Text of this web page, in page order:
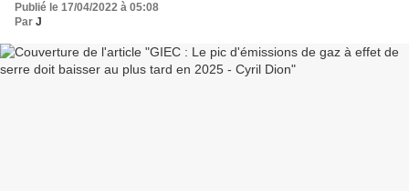
Publié le 17/04/2022 à 05:08
Par J